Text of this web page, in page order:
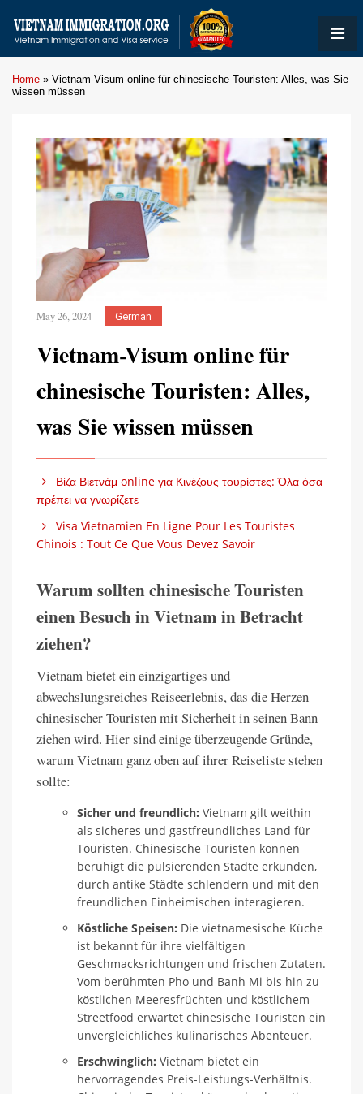
Home » Vietnam-Visum online für chinesische Touristen: Alles, was Sie
wissen müssen
May 26, 2024 German
Vietnam-Visum online für
chinesische Touristen: Alles,
was Sie wissen müssen
Βίζα Βιετνάμ online για Κινέζους τουρίστες: Όλα όσα
πρέπει να γνωρίζετε
Visa Vietnamien En Ligne Pour Les Touristes
Chinois : Tout Ce Que Vous Devez Savoir
Warum sollten chinesische Touristen
einen Besuch in Vietnam in Betracht
ziehen?
Vietnam bietet ein einzigartiges und
abwechslungsreiches Reiseerlebnis, das die Herzen
chinesischer Touristen mit Sicherheit in seinen Bann
ziehen wird. Hier sind einige überzeugende Gründe,
warum Vietnam ganz oben auf ihrer Reiseliste stehen
sollte:
Sicher und freundlich: Vietnam gilt weithin
als sicheres und gastfreundliches Land für
Touristen. Chinesische Touristen können
beruhigt die pulsierenden Städte erkunden,
durch antike Städte schlendern und mit den
freundlichen Einheimischen interagieren.
Köstliche Speisen: Die vietnamesische Küche
ist bekannt für ihre vielfältigen
Geschmacksrichtungen und frischen Zutaten.
Vom berühmten Pho und Banh Mi bis hin zu
köstlichen Meeresfrüchten und köstlichem
Streetfood erwartet chinesische Touristen ein
unvergleichliches kulinarisches Abenteuer.
Erschwinglich: Vietnam bietet ein
hervorragendes Preis-Leistungs-Verhältnis.